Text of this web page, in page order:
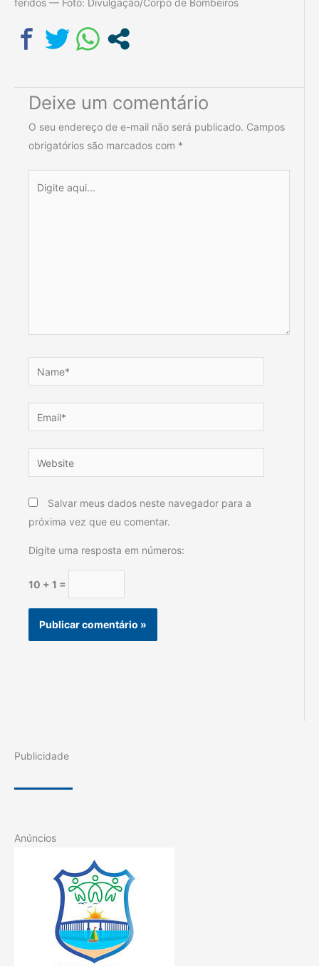
feridos — Foto: Divulgação/Corpo de Bombeiros
Deixe um comentário
O seu endereço de e-mail não será publicado. Campos
obrigatórios são marcados com *
aqui...
Email*
Website
Salvar meus dados neste navegador para a
próxima vez que eu comentar.
Digite uma resposta em números:
10 + 1 =
Publicidade
Anúncios